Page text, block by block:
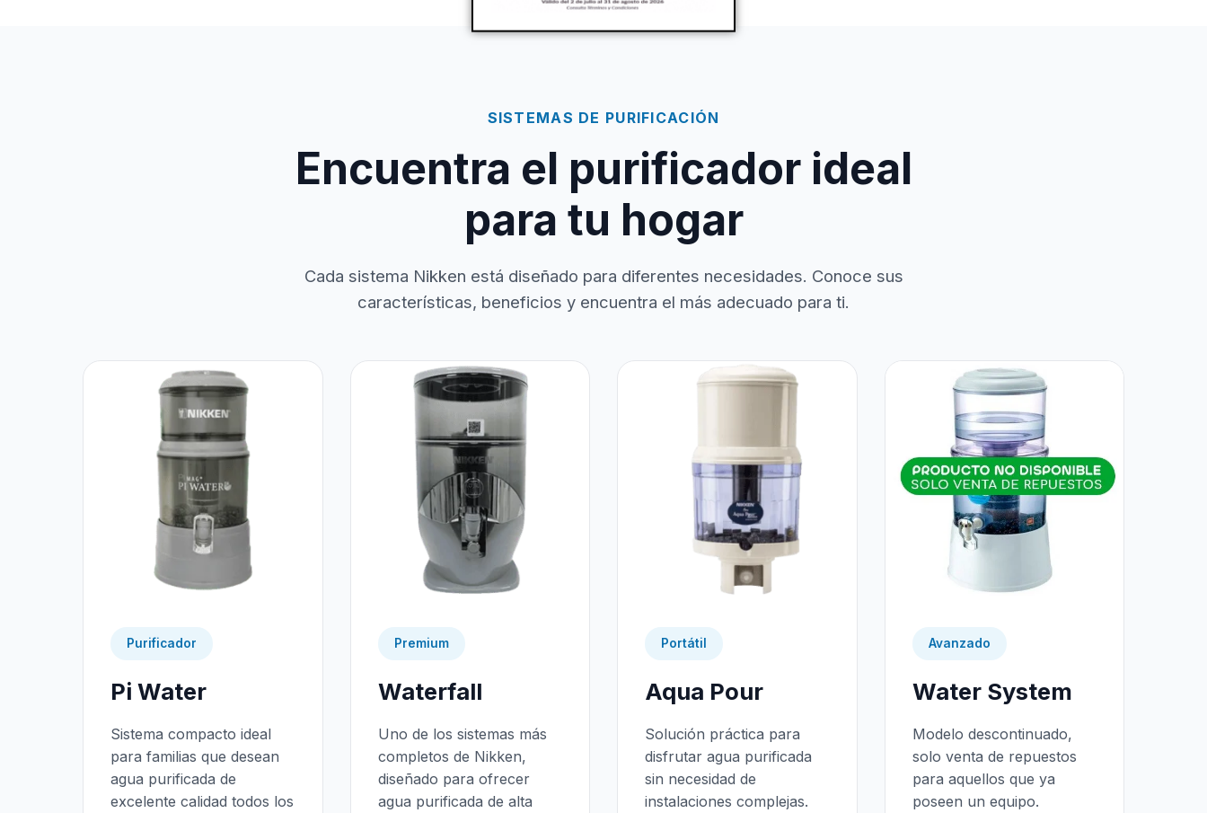
SISTEMAS DE PURIFICACIÓN
Encuentra el purificador ideal
para tu hogar
Cada sistema Nikken está diseñado para diferentes necesidades. Conoce sus
características, beneficios y encuentra el más adecuado para ti.
Purificador
Pi Water
Sistema compacto ideal
para familias que desean
agua purificada de
excelente calidad todos los
Premium
Waterfall
Uno de los sistemas más
completos de Nikken,
diseñado para ofrecer
agua purificada de alta
Portátil
Aqua Pour
Solución práctica para
disfrutar agua purificada
sin necesidad de
instalaciones complejas.
Avanzado
Water System
Modelo descontinuado,
solo venta de repuestos
para aquellos que ya
poseen un equipo.